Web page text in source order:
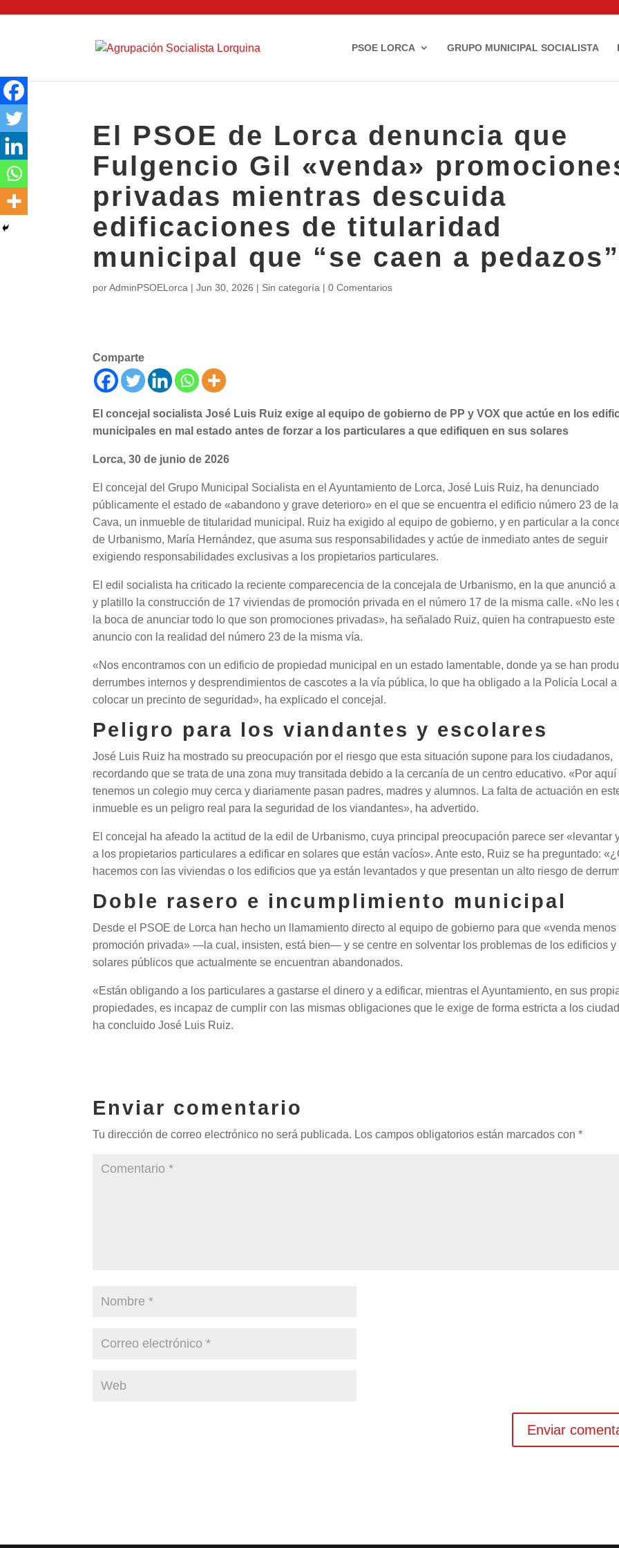
PSOE LORCA GRUPO MUNICIPAL SOCIALISTA
El PSOE de Lorca denuncia que
Fulgencio Gil «venda»
privadas mientras descuida
edificaciones de titularidad
municipal que “se caen a pedazos”
porAdminPSOELorca |Jun 30, 2026 | Sin categoría |0 Comentarios
Comparte
El concejal socialista José Luis Ruiz exige al equipo de gobierno de PP y VOX que actúe en los
municipales en mal estado antes de forzar a los particulares a que edifiquen en sus solares
Lorca, 30 de junio de 2026
El concejal del Grupo Municipal Socialista en el Ayuntamiento de Lorca, José Luis Ruiz, ha denunciado
públicamente el estado de «abandono y grave deterioro» en el que se encuentra el edificio número 23 de
Cava, un inmueble de titularidad municipal. Ruiz ha exigido al equipo de gobierno, y en particular a la
de Urbanismo, María Hernández, que asuma sus responsabilidades y actúe de inmediato antes de seguir
exigiendo responsabilidades exclusivas a los propietarios particulares.
El edil socialista ha criticado la reciente comparecencia de la concejala de Urbanismo, en la que anunció a
y platillo la construcción de 17 viviendas de promoción privada en el número 17 de la misma calle. «No les
la boca de anunciar todo lo que son promociones privadas», ha señalado Ruiz, quien ha contrapuesto este
anuncio con la realidad del número 23 de la misma vía.
«Nos encontramos con un edificio de propiedad municipal en un estado lamentable, donde ya se han
derrumbes internos y desprendimientos de cascotes a la vía pública, lo que ha obligado a la Policía Local a
colocar un precinto de seguridad», ha explicado el concejal.
Peligro para los viandantes y escolares
José Luis Ruiz ha mostrado su preocupación por el riesgo que esta situación supone para los ciudadanos,
recordando que se trata de una zona muy transitada debido a la cercanía de un centro educativo. «Por aquí
tenemos un colegio muy cerca y diariamente pasan padres, madres y alumnos. La falta de actuación en
inmueble es un peligro real para la seguridad de los viandantes», ha advertido.
El concejal ha afeado la actitud de la edil de Urbanismo, cuya principal preocupación parece ser «levantar
a los propietarios particulares a edificar en solares que están vacíos». Ante esto, Ruiz se ha preguntado:
hacemos con las viviendas o los edificios que ya están levantados y que presentan un alto riesgo de
Doble rasero e incumplimiento municipal
Desde el PSOE de Lorca han hecho un llamamiento directo al equipo de gobierno para que «venda menos
promoción privada» —la cual, insisten, está bien— y se centre en solventar los problemas de los edificios y
solares públicos que actualmente se encuentran abandonados.
«Están obligando a los particulares a gastarse el dinero y a edificar, mientras el Ayuntamiento, en sus
propiedades, es incapaz de cumplir con las mismas obligaciones que le exige de forma estricta a los
ha concluido José Luis Ruiz.
Enviar comentario
Tu dirección de correo electrónico no será publicada. Los campos obligatorios están marcados con*